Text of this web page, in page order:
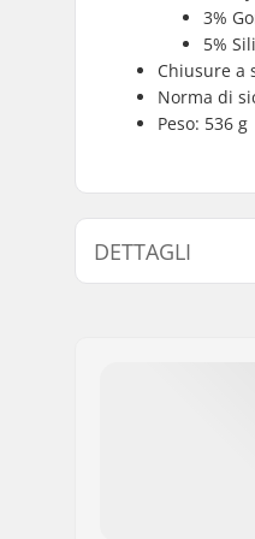
3%
5%
Chiusure a
Norma di
Peso: 536 g
DETTAGLI